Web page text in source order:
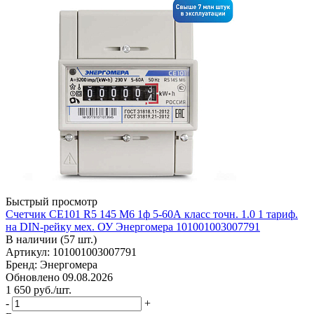
Быстрый просмотр
Счетчик CE101 R5 145 M6 1ф 5-60А класс точн. 1.0 1 тариф.
на DIN-рейку мех. ОУ Энергомера 101001003007791
В наличии (57 шт.)
Артикул: 101001003007791
Бренд: Энергомера
Обновлено 09.08.2026
1 650 руб./шт.
-
+